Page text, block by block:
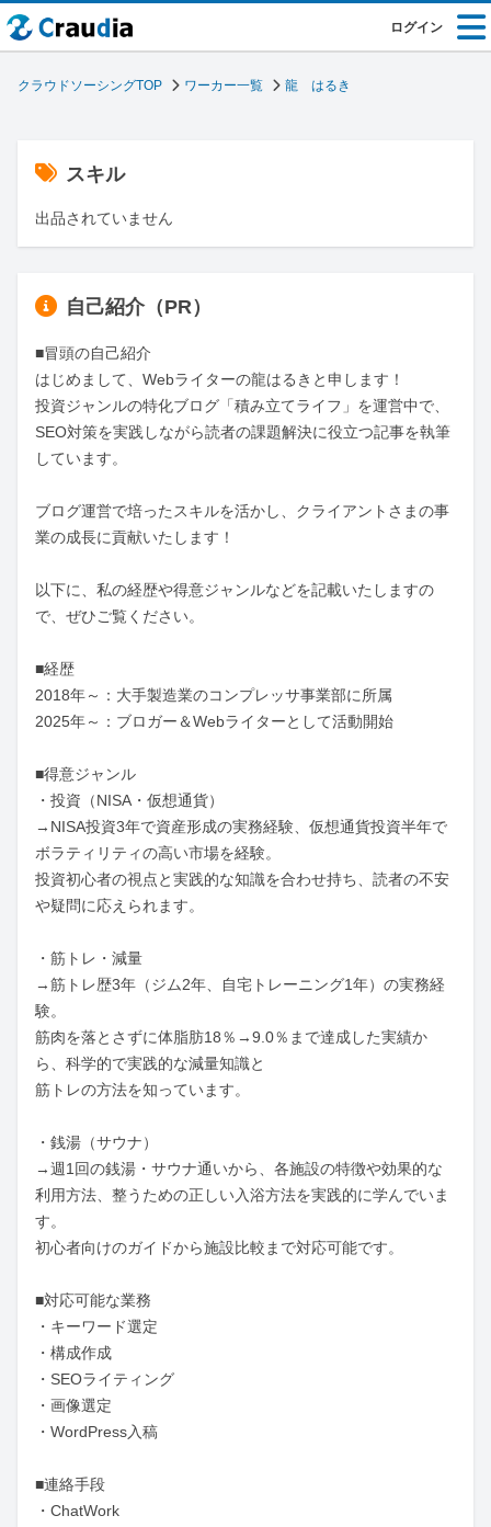
ログイン
クラウドソーシングTOP ワーカー一覧 龍 はるき
スキル
出品されていません
自己紹介（PR）
■冒頭の自己紹介
はじめまして、Webライターの龍はるきと申します！
投資ジャンルの特化ブログ「積み立てライフ」を運営中で、
SEO対策を実践しながら読者の課題解決に役立つ記事を執筆
しています。
ブログ運営で培ったスキルを活かし、クライアントさまの事
業の成長に貢献いたします！
以下に、私の経歴や得意ジャンルなどを記載いたしますの
で、ぜひご覧ください。
■経歴
2018年～：大手製造業のコンプレッサ事業部に所属
2025年～：ブロガー＆Webライターとして活動開始
■得意ジャンル
・投資（NISA・仮想通貨）
→NISA投資3年で資産形成の実務経験、仮想通貨投資半年で
ボラティリティの高い市場を経験。
投資初心者の視点と実践的な知識を合わせ持ち、読者の不安
や疑問に応えられます。
・筋トレ・減量
→筋トレ歴3年（ジム2年、自宅トレーニング1年）の実務経
験。
筋肉を落とさずに体脂肪18％→9.0％まで達成した実績か
ら、科学的で実践的な減量知識と
筋トレの方法を知っています。
・銭湯（サウナ）
→週1回の銭湯・サウナ通いから、各施設の特徴や効果的な
利用方法、整うための正しい入浴方法を実践的に学んでいま
す。
初心者向けのガイドから施設比較まで対応可能です。
■対応可能な業務
・キーワード選定
・構成作成
・SEOライティング
・画像選定
・WordPress入稿
■連絡手段
・ChatWork